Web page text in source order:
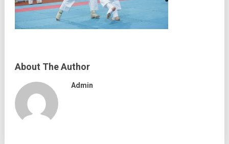
About The Author
Admin